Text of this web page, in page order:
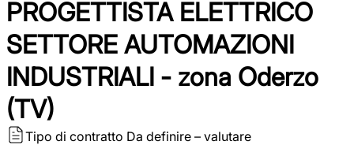
PROGETTISTA ELETTRICO
SETTORE AUTOMAZIONI
INDUSTRIALI - zona Oderzo
(TV)
Tipo di contratto Da definire – valutare